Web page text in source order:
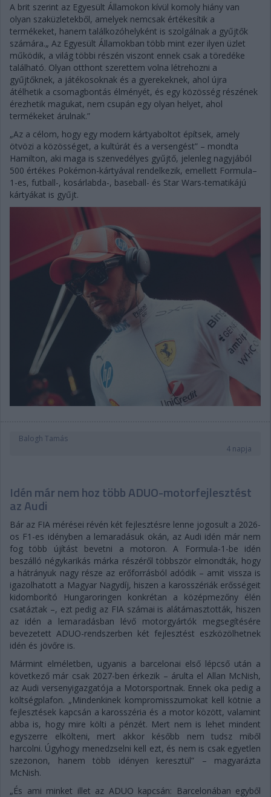
A brit szerint az Egyesült Államokon kívül komoly hiány van
olyan szaküzletekből, amelyek nemcsak értékesítik a
termékeket, hanem találkozóhelyként is szolgálnak a gyűjtők
számára.„ Az Egyesült Államokban több mint ezer ilyen üzlet
működik, a világ többi részén viszont ennek csak a töredéke
található. Olyan otthont szerettem volna létrehozni a
gyűjtőknek, a játékosoknak és a gyerekeknek, ahol újra
átélhetik a csomagbontás élményét, és egy közösség részének
érezhetik magukat, nem csupán egy olyan helyet, ahol
termékeket árulnak.”
„Az a célom, hogy egy modern kártyaboltot építsek, amely
ötvözi a közösséget, a kultúrát és a versengést” – mondta
Hamilton, aki maga is szenvedélyes gyűjtő, jelenleg nagyjából
500 értékes Pokémon-kártyával rendelkezik, emellett Formula–
1-es, futball-, kosárlabda-, baseball- és Star Wars-tematikájú
kártyákat is gyűjt.
Balogh Tamás
4 napja
Idén már nem hoz több ADUO-motorfejlesztést
az Audi
Bár az FIA mérései révén két fejlesztésre lenne jogosult a 2026-
os F1-es idényben a lemaradásuk okán, az Audi idén már nem
fog több újítást bevetni a motoron. A Formula-1-be idén
beszálló négykarikás márka részéről többször elmondták, hogy
a hátrányuk nagy része az erőforrásból adódik – amit vissza is
igazolhatott a Magyar Nagydíj, hiszen a karosszériák erősségeit
kidomborító Hungaroringen konkrétan a középmezőny élén
csatáztak –, ezt pedig az FIA számai is alátámasztották, hiszen
az idén a lemaradásban lévő motorgyártók megsegítésére
bevezetett ADUO-rendszerben két fejlesztést eszközölhetnek
idén és jövőre is.
Mármint elméletben, ugyanis a barcelonai első lépcső után a
következő már csak 2027-ben érkezik – árulta el Allan McNish,
az Audi versenyigazgatója a Motorsportnak. Ennek oka pedig a
költségplafon. „Mindenkinek kompromisszumokat kell kötnie a
fejlesztések kapcsán a karosszéria és a motor között, valamint
abba is, hogy mire költi a pénzét. Mert nem is lehet mindent
egyszerre elkölteni, mert akkor később nem tudsz miből
harcolni. Úgyhogy menedzselni kell ezt, és nem is csak egyetlen
szezonon, hanem több idényen keresztül” – magyarázta
McNish.
„És ami minket illet az ADUO kapcsán: Barcelonában egyből